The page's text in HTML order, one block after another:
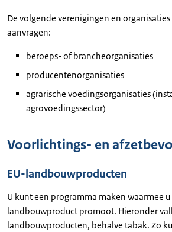
De volgende verenigingen en
aanvragen:
beroeps- of brancheorganisaties
producentenorganisaties
agrarische voedingsorganisaties
agrovoedingssector)
Voorlichtings- en
EU-landbouwproducten
U kunt een programma maken waarmee u
landbouwproduct promoot. Hieronder
landbouwproducten, behalve tabak. Zo